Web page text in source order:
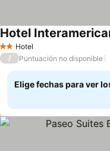
2 Estrellas
Hotel
Hotel
/ Puntuación no disponible
Elige fechas para ver